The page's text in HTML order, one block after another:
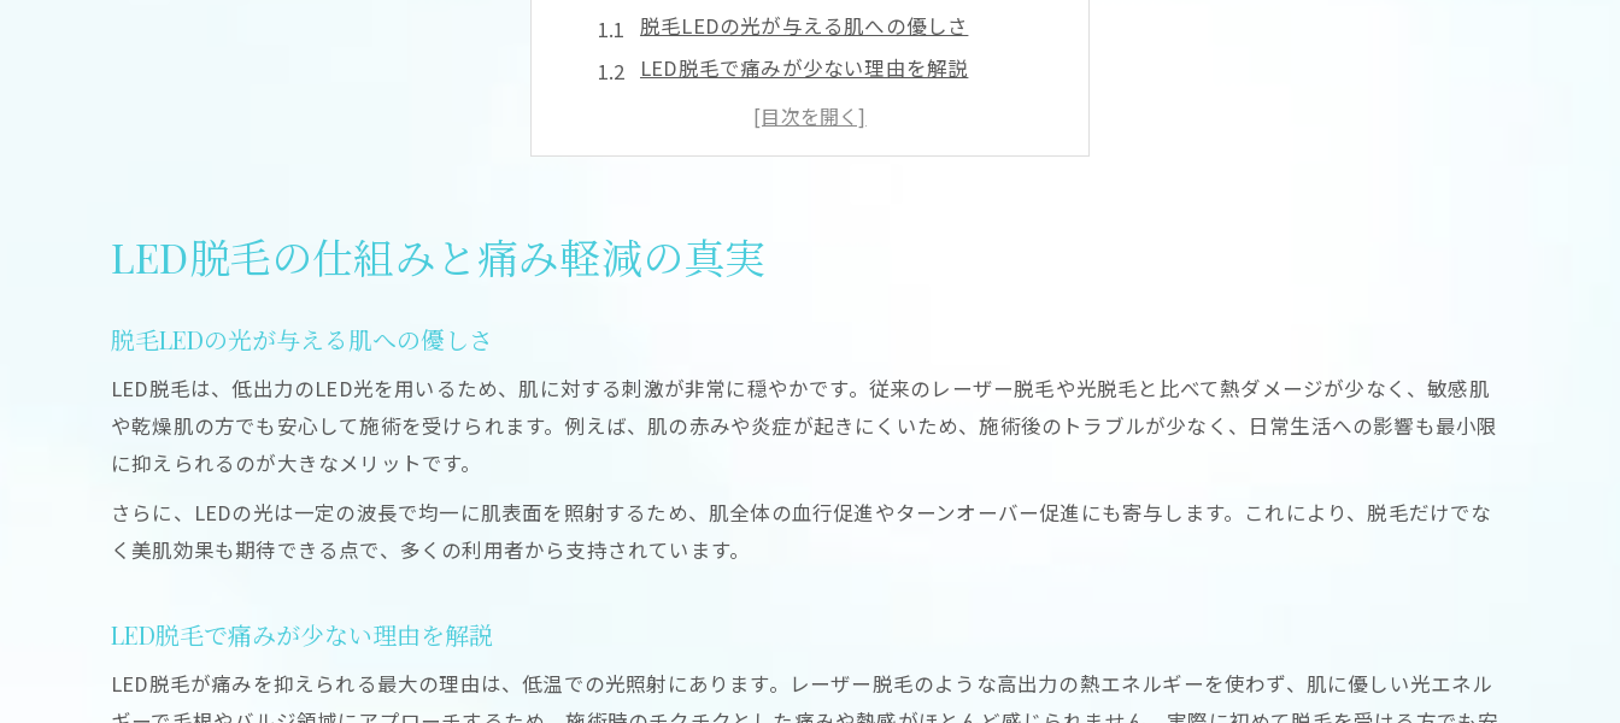
脱毛LEDの光が与える肌への優しさ
LED脱毛で痛みが少ない理由を解説
従来脱毛とLED脱毛の刺激の違い
痛みの不安を減らす脱毛選びのコツ
敏感肌にも安心な脱毛の選び方を解説
脱毛LED技術で敏感肌に配慮した施術
LED脱毛で避けたい肌トラブル防止術
脱毛LEDの効果と安全性の実際を検証
脱毛効果の持続に期待できるLED技術
LED脱毛の仕組みと痛み軽減の真実
脱毛LEDの光が与える肌への優しさ
LED脱毛は、低出力のLED光を用いるため、肌に対する刺激が非常に穏やかです。従来のレーザー脱毛や光脱毛と比べて熱ダメージが少なく、敏感肌
や乾燥肌の方でも安心して施術を受けられます。例えば、肌の赤みや炎症が起きにくいため、施術後のトラブルが少なく、日常生活への影響も最小限
に抑えられるのが大きなメリットです。
さらに、LEDの光は一定の波長で均一に肌表面を照射するため、肌全体の血行促進やターンオーバー促進にも寄与します。これにより、脱毛だけでな
く美肌効果も期待できる点で、多くの利用者から支持されています。
LED脱毛で痛みが少ない理由を解説
LED脱毛が痛みを抑えられる最大の理由は、低温での光照射にあります。レーザー脱毛のような高出力の熱エネルギーを使わず、肌に優しい光エネル